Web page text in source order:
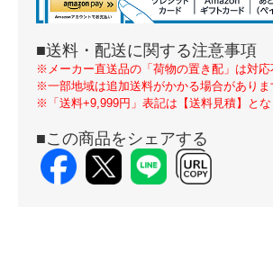
■送料・配送に関する注意事項
※メーカー直送品の「荷物の置き配」は対応
※一部地域は追加送料がかかる場合がありま
※「送料+9,999円」表記は【送料見積】とな
■この商品をシェアする